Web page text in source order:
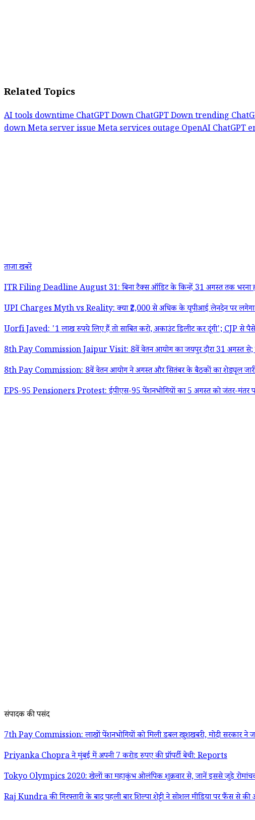
Related Topics
AI tools downtimeChatGPT DownChatGPT Down trending
downMeta server issueMeta services outageOpenAI ChatGPT
ताजा खबरें
ITR Filing Deadline August 31: बिना टैक्स ऑडिट के किन्हें 31 अगस्त तक भरना
UPI Charges Myth vs Reality: क्या ₹2,000 से अधिक के यूपीआई लेनदेन पर
Uorfi Javed: '1 लाख रुपये लिए हैं तो साबित करो, अकाउंट डिलीट कर दूंगी'; CJP से
8th Pay Commission Jaipur Visit: 8वें वेतन आयोग का जयपुर दौरा 31 अगस्त
8th Pay Commission: 8वें वेतन आयोग ने अगस्त और सितंबर के बैठकों का शेड्यूल
EPS-95 Pensioners Protest: ईपीएस-95 पेंशनभोगियों का 5 अगस्त को जंतर-मंतर पर
संपादक की पसंद
7th Pay Commission: लाखों पेंशनभोगियों को मिली डबल खुशखबरी, मोदी सरकार ने
Priyanka Chopra ने मुंबई में अपनी 7 करोड़ रुपए की प्रॉपर्टी बेची: Reports
Tokyo Olympics 2020: खेलों का महाकुंभ ओलंपिक शुक्रवार से, जानें इससे जुड़े
Raj Kundra की गिरफ्तारी के बाद पहली बार शिल्पा शेट्टी ने सोशल मीडिया पर फैंस से